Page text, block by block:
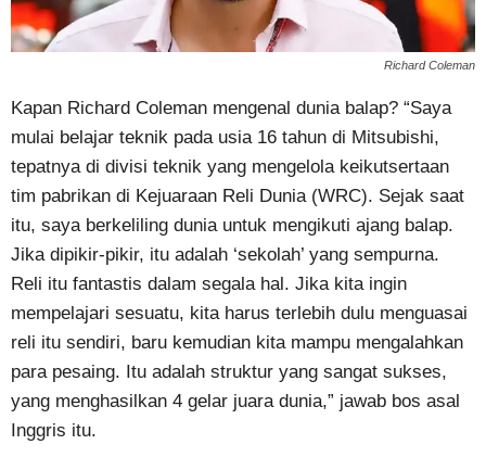
Richard Coleman
Kapan Richard Coleman mengenal dunia balap? “Saya
mulai belajar teknik pada usia 16 tahun di Mitsubishi,
tepatnya di divisi teknik yang mengelola keikutsertaan
tim pabrikan di Kejuaraan Reli Dunia (WRC). Sejak saat
itu, saya berkeliling dunia untuk mengikuti ajang balap.
Jika dipikir-pikir, itu adalah ‘sekolah’ yang sempurna.
Reli itu fantastis dalam segala hal. Jika kita ingin
mempelajari sesuatu, kita harus terlebih dulu menguasai
reli itu sendiri, baru kemudian kita mampu mengalahkan
para pesaing. Itu adalah struktur yang sangat sukses,
yang menghasilkan 4 gelar juara dunia,” jawab bos asal
Inggris itu.